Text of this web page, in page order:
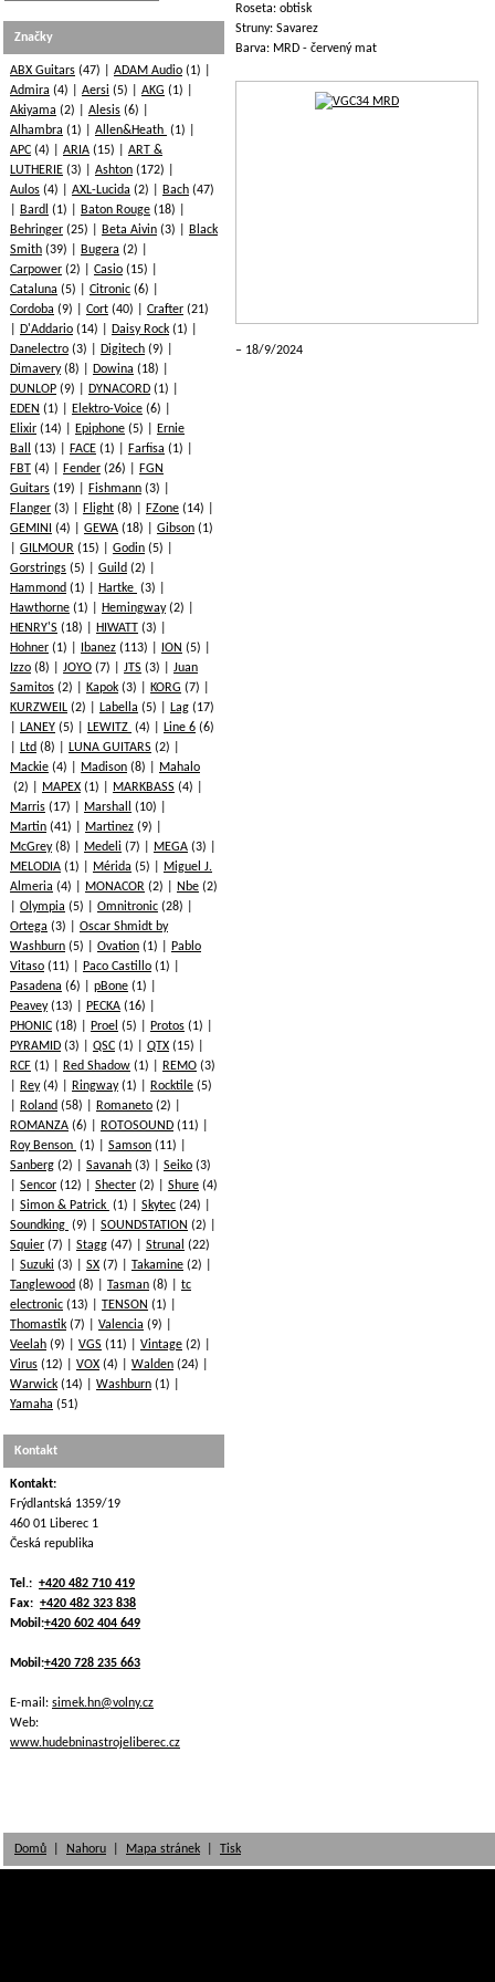
Roseta: obtisk
Struny: Savarez
Barva: MRD - červený mat
18/9/2024
Značky
ABX Guitars (47) ADAM Audio (1)
Admira (4) Aersi (5) AKG (1)
Akiyama (2) Alesis (6)
Alhambra (1) Allen&Heath (1)
APC (4) ARIA (15)
ART &
LUTHERIE (3) Ashton (172)
Aulos (4) AXL-Lucida (2) Bach (47)
Bardl (1) Baton Rouge (18)
Behringer (25) Beta Aivin (3)
Black
Smith (39) Bugera (2)
Carpower (2) Casio (15)
Cataluna (5) Citronic (6)
Cordoba (9) Cort (40) Crafter (21)
D'Addario (14) Daisy Rock (1)
Danelectro (3) Digitech (9)
Dimavery(8) Dowina (18)
DUNLOP (9) DYNACORD (1)
EDEN (1) Elektro-Voice (6)
Elixir (14) Epiphone (5)
Ernie
Ball
(13) FACE (1) Farfisa (1)
FBT (4) Fender (26)
FGN
Guitars (19) Fishmann (3)
Flanger (3) Flight (8) FZone (14)
GEMINI
(4) GEWA (18) Gibson (1)
GILMOUR (15) Godin (5)
Gorstrings (5) Guild (2)
Hammond (1) Hartke (3)
Hawthorne (1) Hemingway(2)
HENRY'S (18) HIWATT (3)
Hohner (1) Ibanez (113) ION (5)
Izzo (8) JOYO (7) JTS (3)
Juan
Samitos (2) Kapok (3) KORG (7)
KURZWEIL (2) Labella (5) Lag (17)
LANEY (5) LEWITZ (4) Line 6 (6)
Ltd (8) LUNA GUITARS (2)
Mackie (4) Madison (8)
Mahalo
(2)
MAPEX (1) MARKBASS (4)
Marris (17) Marshall
(10)
Martin (41) Martinez (9)
McGrey(8) Medeli (7) MEGA (3)
MELODIA (1) Mérida (5)
Miguel J.
Almeria (4) MONACOR (2) Nbe (2)
Olympia (5) Omnitronic (28)
Ortega (3)
Oscar Shmidt by
Washburn (5) Ovation (1)
Pablo
Vitaso (11) Paco Castillo (1)
Pasadena (6) pBone (1)
Peavey(13) PECKA (16)
PHONIC (18) Proel (5) Protos (1)
PYRAMID (3) QSC (1) QTX (15)
RCF (1) Red Shadow (1) REMO (3)
Rey(4) Ringway(1) Rocktile (5)
Roland (58) Romaneto (2)
ROMANZA (6) ROTOSOUND (11)
Roy Benson (1) Samson (11)
Sanberg (2) Savanah (3) Seiko (3)
Sencor (12) Shecter (2) Shure (4)
Simon & Patrick (1) Skytec (24)
Soundking (9) SOUNDSTATION (2)
Squier (7) Stagg (47) Strunal (22)
Suzuki (3) SX (7) Takamine (2)
Tanglewood (8) Tasman (8)
tc
electronic (13) TENSON (1)
Thomastik (7) Valencia (9)
Veelah (9) VGS (11) Vintage (2)
Virus (12) VOX (4) Walden (24)
Warwick (14) Washburn (1)
Yamaha (51)
Kontakt
Kontakt:
Frýdlantská 1359/19
460 01 Liberec 1
Česká republika
Tel.: +420 482 710 419
Fax: +420 482 323 838
Mobil:+420 602 404 649
Mobil:+420 728 235 663
E-mail: simek.hn@volny.cz
Web:
www.hudebninastrojeliberec.cz
Domů Nahoru Mapa stránek Tisk